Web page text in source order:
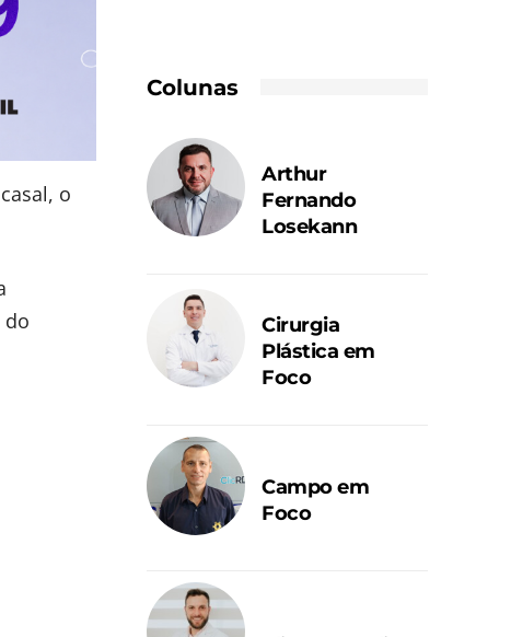
o
do
Colunas
Arthur
Fernando
Losekann
Cirurgia
Plástica em
Foco
Campo em
Foco